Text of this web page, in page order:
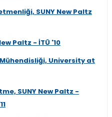
SUNY New Paltz
Paltz - İTÜ '10
University at
SUNY New Paltz -